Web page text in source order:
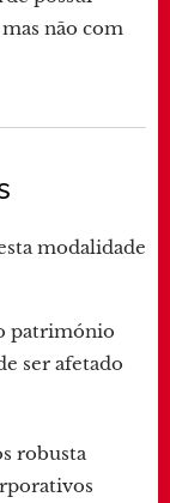
não com
modalidade
património
ser afetado
robusta